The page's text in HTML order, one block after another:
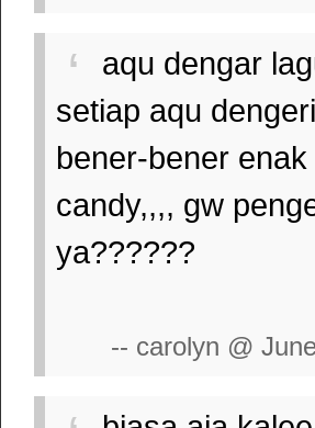
aqu dengar
setiap aqu
bener-bener
candy,,,, gw
ya??????
-- carolyn @